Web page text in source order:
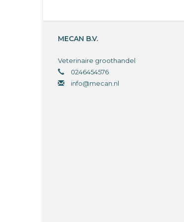
MECAN B.V.
Veterinaire groothandel
0246454576
info@mecan.nl